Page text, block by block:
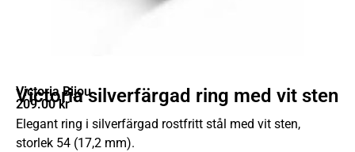
Victoria Bijou
Victoria silverfärgad ring med vit sten
209.00kr
Elegant ring i silverfärgad rostfritt stål med vit sten,
storlek 54 (17,2 mm).